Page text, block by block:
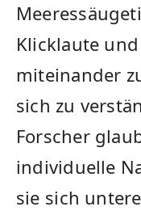
Klicklaute
miteinander
sich zu
Forscher
individuelle
sie ⁤sich